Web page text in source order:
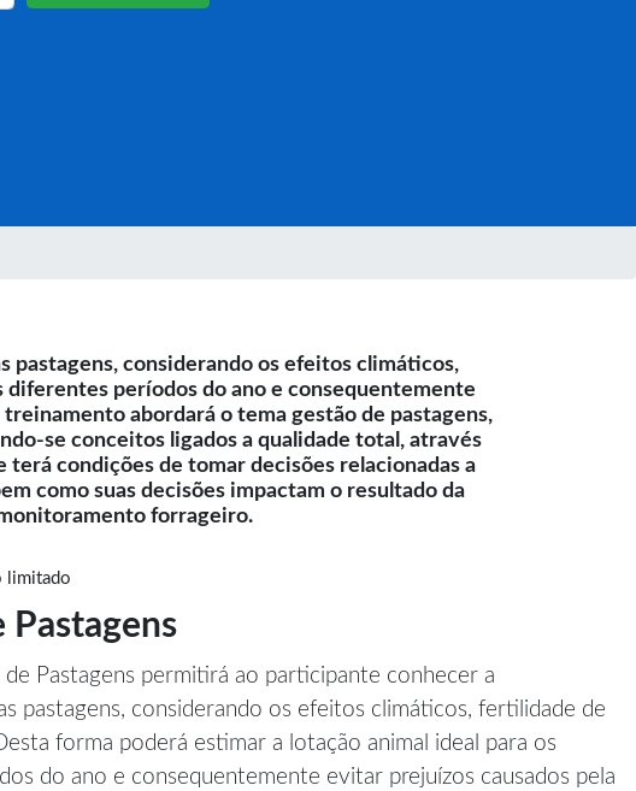
considerando os efeitos climáticos,
períodos do ano e consequentemente
abordará o tema gestão de pastagens,
se conceitos ligados a qualidade total, através
condições de tomar decisões relacionadas a
como suas decisões impactam o resultado da
forrageiro.
limitado
Pastagens
Pastagens permitirá ao participante conhecer a
pastagens, considerando os efeitos climáticos, fertilidade de
forma poderá estimar a lotação animal ideal para os
do ano e consequentemente evitar prejuízos causados pela